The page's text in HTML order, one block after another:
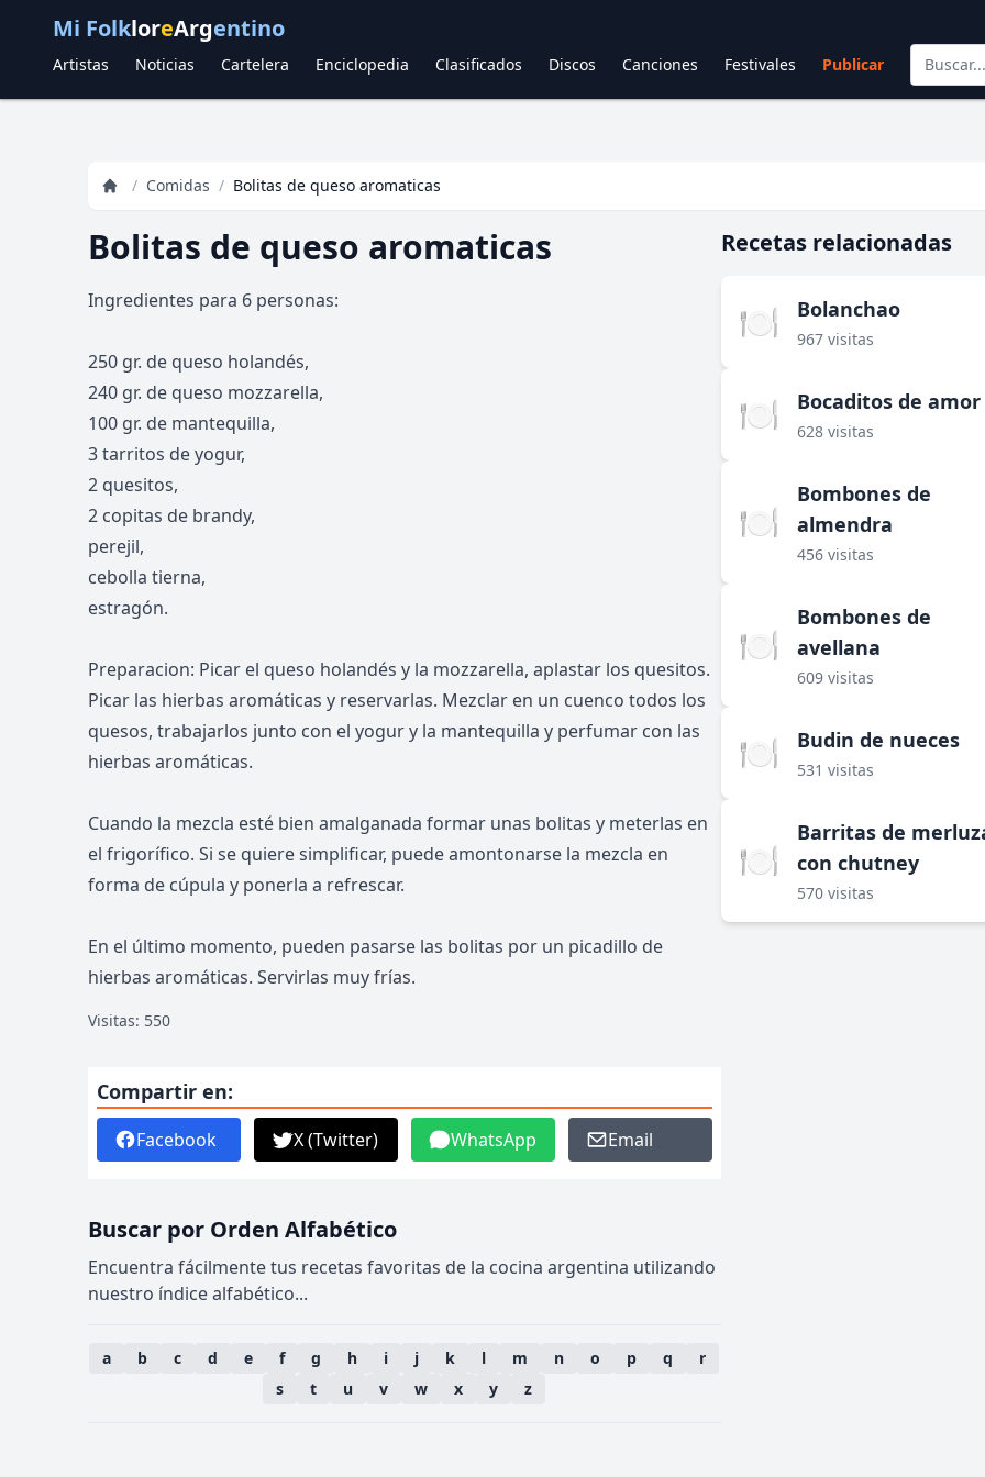
Mi FolkloreArgentino
Artistas Noticias Cartelera Enciclopedia Clasificados Discos Canciones Festivales Publicar
/ Comidas / Bolitas de queso aromaticas
Bolitas de queso aromaticas
Ingredientes para 6 personas:
250 gr. de queso holandés,
240 gr. de queso mozzarella,
100 gr. de mantequilla,
3 tarritos de yogur,
2 quesitos,
2 copitas de brandy,
perejil,
cebolla tierna,
estragón.
Preparacion: Picar el queso holandés y la mozzarella, aplastar los quesitos.
Picar las hierbas aromáticas y reservarlas. Mezclar en un cuenco todos los
quesos, trabajarlos junto con el yogur y la mantequilla y perfumar con las
hierbas aromáticas.
Cuando la mezcla esté bien amalganada formar unas bolitas y meterlas en
el frigorífico. Si se quiere simplificar, puede amontonarse la mezcla en
forma de cúpula y ponerla a refrescar.
En el último momento, pueden pasarse las bolitas por un picadillo de
hierbas aromáticas. Servirlas muy frías.
Visitas: 550
Compartir en:
Facebook X (Twitter) WhatsApp Email
Buscar por Orden Alfabético
Encuentra fácilmente tus recetas favoritas de la cocina argentina utilizando
nuestro índice alfabético...
a b c d e f g h i j k l m n o p q
r
s
t u v w x y z
Recetas relacionadas
🍽️ Bolanchao
967 visitas
🍽️ Bocaditos de amor
628 visitas
🍽️
Bombones de
almendra
456 visitas
🍽️
Bombones de
avellana
609 visitas
🍽️ Budin de nueces
531 visitas
🍽️
Barritas de
con chutney
570 visitas